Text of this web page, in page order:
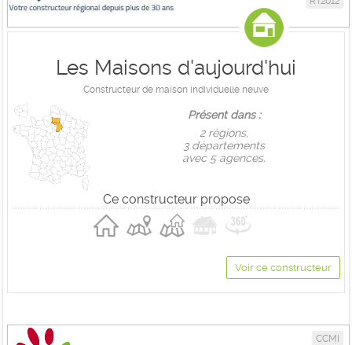
Les Maisons d'aujourd'hui
Constructeur de maison individuelle neuve
Présent dans :
2 règions,
3 départements
avec 5 agences.
Ce constructeur propose
Voir ce constructeur
CCMI